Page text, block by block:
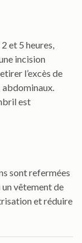
et 5 heures,
incision
l’excès de
est
sont refermées
un vêtement de
et réduire